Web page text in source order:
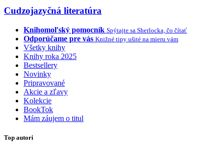
Cudzojazyčná literatúra
Knihomoľský pomocník Spýtajte sa Sherlocka, čo čítať
Odporúčame pre vás Knižné tipy ušité na mieru vám
Všetky knihy
Knihy roka 2025
Bestsellery
Novinky
Pripravované
Akcie a zľavy
Kolekcie
BookTok
Mám záujem o titul
Top autori